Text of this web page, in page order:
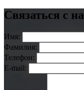
Связаться с
Имя:
Фамилия:
Телефон:
E-mail: